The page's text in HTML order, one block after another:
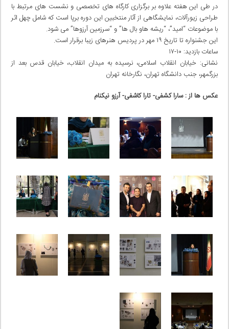
در طی این هفته علاوه بر برگزاری کارگاه های تخصصی و نشست های مرتبط با
طراحی زیورآلات، نمایشگاهی از آثار منتخبین این دوره برپا است که شامل چهل اثر
با موضوعات “امید”، “ریشه هاو بال ها” و “سرزمین آرزوها” می شود.
این جشنواره تا تاریخ ۱۹ مهر در پردیس هنرهای زیبا برقرار است.
ساعات بازدید: ۱۰-۱۷
نشانی: خیابان انقلاب اسلامی، نرسیده به میدان انقلاب، خیابان قدس بعد از
بزرگمهر، جنب دانشگاه تهران، نگارخانه تهران
عکس ها از : سارا کشفی- تارا کاشفی- آرزو نیکنام